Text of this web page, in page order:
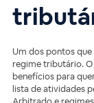
Um dos pontos
regime tributário.
benefícios para
lista de atividades